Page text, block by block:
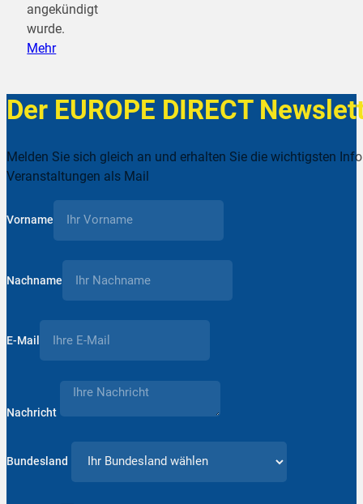
angekündigt
wurde.
Mehr
Der EUROPE DIRECT
Melden Sie sich gleich an und erhalten Sie die wichtigsten
Veranstaltungen als Mail
Vorname
Nachname
E-Mail
Nachricht
Bundesland